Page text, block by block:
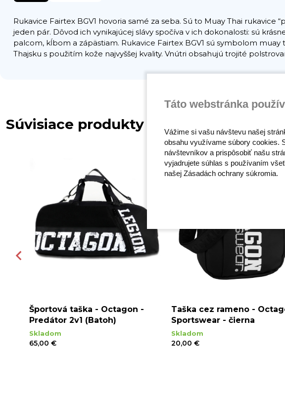
Rukavice Fairtex BGV1 hovoria samé za seba. Sú to Muay Thai
jeden pár. Dôvod ich vynikajúcej slávy spočíva v ich dokonalosti: sú
palcom, kĺbom a zápästiam. Rukavice Fairtex BGV1 sú symbolom
Thajsku s použitím kože najvyššej kvality. Vnútri obsahujú trojité
Súvisiace produkty
Športová taška - Octagon -
Predátor 2v1 (Batoh)
Skladom
65,00 €
Taška cez rameno -
Sportswear - čierna
Skladom
20,00 €
Táto webstránka
Vážime si vašu návštevu našej
obsahu využívame súbory cookies.
návštevníkov a prispôsobiť našu
vyjadrujete súhlas s používaním
našej Zásadách ochrany súkromia.